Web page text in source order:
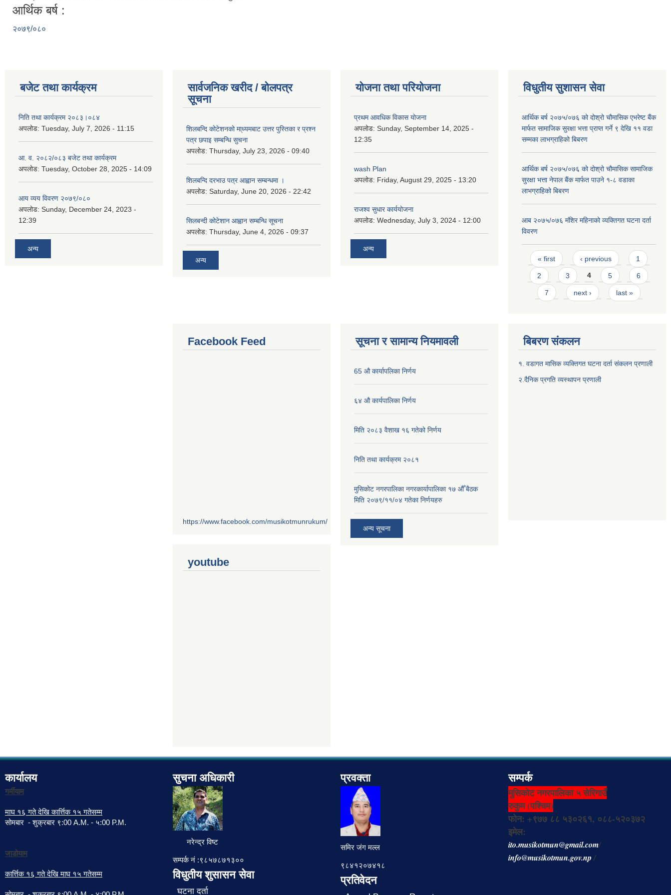
आर्थिक बर्ष :
२०७९/०८०
बजेट तथा कार्यक्रम
निति तथा कार्यक्रम २०८३।०८४
अपलोड: Tuesday, July 7, 2026 - 11:15
आ. व. २०८२/०८३ बजेट तथा कार्यक्रम
अपलोड: Tuesday, October 28, 2025 - 14:09
आय व्यय विवरण २०७९/०८०
अपलोड: Sunday, December 24, 2023 -
12:39
अन्य
सार्वजनिक खरीद / बोलपत्र
सूचना
शिलबन्दि कोटेशनको मा्ध्यमबाट उत्तर पुस्तिका र प्रश्न
पत्र छपाइ सम्बन्धि सुचना
अपलोड: Thursday, July 23, 2026 - 09:40
शिलबन्दि दरभाउ पत्र आह्वान सम्बन्धमा ।
अपलोड: Saturday, June 20, 2026 - 22:42
सिलबन्दी कोटेशान आह्वान सम्बन्धि सूचना
अपलोड: Thursday, June 4, 2026 - 09:37
अन्य
योजना तथा परियोजना
प्रथम आवधिक विकास योजना
अपलोड: Sunday, September 14, 2025 -
12:35
wash Plan
अपलोड: Friday, August 29, 2025 - 13:20
राजश्व सुधार कार्ययोजना
अपलोड: Wednesday, July 3, 2024 - 12:00
अन्य
विधुतीय सुशासन सेवा
आर्थिक बर्ष २०७५/०७६ को दोश्रो चौमासिक एभरेष्ट बैंक
मार्फत सामाजिक सुरक्षा भत्ता प्राप्त गर्ने ९ देखि ११ वडा
सम्मका लाभग्राहिको बिबरण
आर्थिक बर्ष २०७५/०७६ को दोश्रो चौमासिक सामाजिक
सुरक्षा भत्ता नेपाल बैंक मार्फत पाउने १-८ वडाका
लाभग्राहिको बिबरण
आब २०७५/०७६ मंशिर महिनाको व्यक्तिगत घटना दर्ता
विवरण
Pages
« first ‹ previous 1
2 3 4 5 6
7 next › last »
Facebook Feed
https://www.facebook.com/musikotmunrukum/
youtube
सूचना र सामान्य नियमावली
65 औ कार्यापलिका निर्णय
६४ औ कार्यपालिका निर्णय
मिति २०८३ वैशाख १६ गतेको निर्णय
निति तथा कार्यक्रम २०८१
मुसिकोट नगरपालिका नगरकार्यापालिका १७ औँ बैठक
मिति २०७९/११/०४ गतेका निर्णयहरु
अन्य सूचना
बिबरण संकलन
१. वडागत मासिक व्यक्तिगत घटना दर्ता संकलन प्रणाली
२.दैनिक प्रगति व्यस्थापन प्रणाली
कार्यालय
गर्मीयाम
माघ १६ गते देखि कार्त्तिक १५ गतेसम्म
सोमबार - शुक्रबार ९:00 A.M. - ५:00 P.M.
जाडोयाम
कार्त्तिक १६ गते देखि माघ १५ गतेसम्म
सुचना अधिकारी
नरेन्द्र विष्ट
सम्पर्क नं :९८५७८७१३००
विधुतीय शुसासन सेवा
घटना दर्ता
प्रवक्ता
समिर जंग मल्ल
९८४१२०७४१८
प्रतिवेदन
सम्पर्क
मुसिकोट नगरपालिका ५ सेरिगाउँ
रुकुम (पश्चिम)
फोन: +९७७ ८८ ५३०२६१, ०८८-५२०३७२
इमेल:
ito.musikotmun@gmail.com/
info@musikotmun.gov.np/